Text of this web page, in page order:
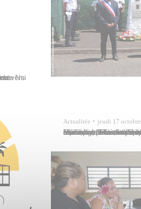
Actualités jeudi 17 octobre
Marcelino Teata, adjoint au maire de Papeete, représentait Tavana Michel Buillard lors d’un hommage à l’astronome et général franco-slovaque, Milan Stefanik, ce jeudi 17 octobre 2024, à la stèle qui lui est consacrée au lotissement militaire de Faiere à Sainte-Amélie. Cette cérémonie avait lieu en présence de Miroslav Musil, historien slovaque, et du contre-amiral Guillaume…